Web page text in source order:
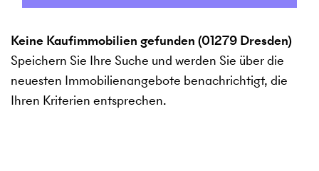
Keine Kaufimmobilien gefunden (01279 Dresden)
Speichern Sie Ihre Suche und werden Sie über die
neuesten Immobilienangebote benachrichtigt, die
Ihren Kriterien entsprechen.